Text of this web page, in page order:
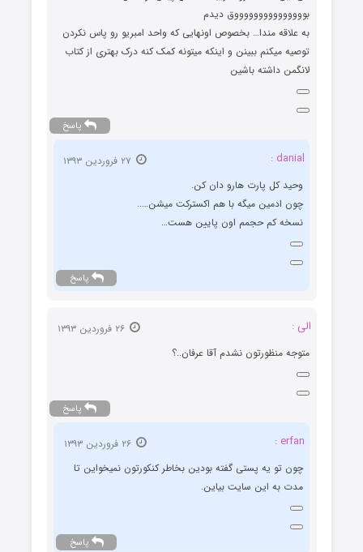
بوووووووووووووووق دیدم
به علاقه مندا… بخصوص اونهایی که واحد امبریو رو پاس نکردن
توصیه میکنم ببینن و اینکه میتونه کمک کنه درک بهتری از کتاب
لانگمن داشته باشین
پاسخ
danial :
وحید کل پارت هارو دان کن.
چون ادمین میگه با هم اکسترکت میشن…..
نسخه کم حجمم اون پایین هست…
پاسخ
الی :
۲۶ فروردین ۱۳۹۳
متوجه منظورتون نشدم آقا عرفان..؟
پاسخ
erfan :
۲۶ فروردین ۱۳۹۳
چون تو یه پستی گفته بودین بخاطر کنکورتون نمیخواین تا
مدت به این سایت بیاین.
پاسخ